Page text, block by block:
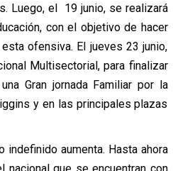
Luego, el 19 junio, se realizará
con el objetivo de hacer
ofensiva. El jueves 23 junio,
Multisectorial, para finalizar
Gran jornada Familiar por la
y en las principales plazas
indefinido aumenta. Hasta ahora
nacional que se encuentran con